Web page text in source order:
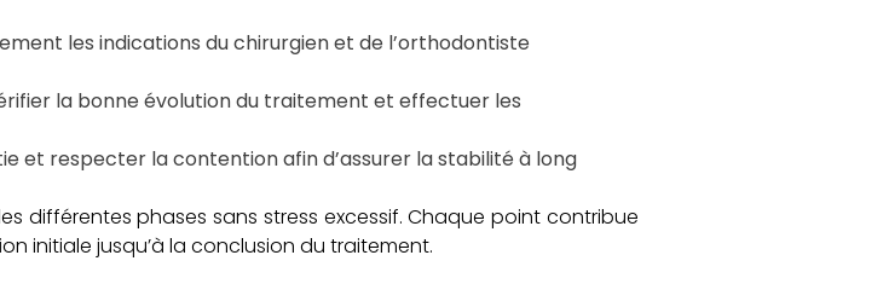
les indications du chirurgien et de l’orthodontiste
la bonne évolution du traitement et effectuer les
et respecter la contention afin d’assurer la stabilité à long
différentes phases sans stress excessif. Chaque point contribue
initiale jusqu’à la conclusion du traitement.